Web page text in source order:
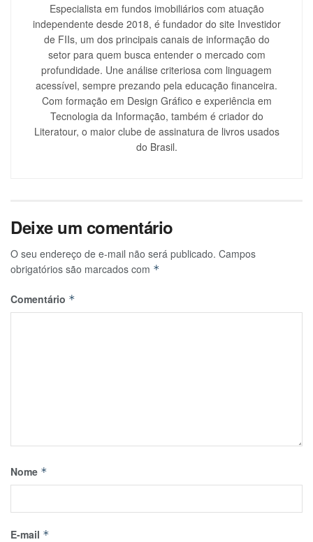
Especialista em fundos imobiliários com atuação
independente desde 2018, é fundador do site Investidor
de FIIs, um dos principais canais de informação do
setor para quem busca entender o mercado com
profundidade. Une análise criteriosa com linguagem
acessível, sempre prezando pela educação financeira.
Com formação em Design Gráfico e experiência em
Tecnologia da Informação, também é criador do
Literatour, o maior clube de assinatura de livros usados
do Brasil.
Deixe um comentário
O seu endereço de e-mail não será publicado. Campos
obrigatórios são marcados com *
Comentário *
Nome *
E-mail *